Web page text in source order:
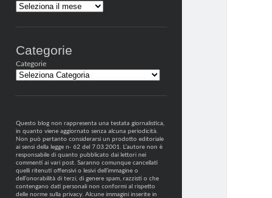
Archivi
Categorie
Categorie
Questo blog non rappresenta una testata giornalistica,
in quanto viene aggiornato senza alcuna periodicità.
Non può pertanto considerarsi un prodotto editoriale
ai sensi della legge n· 62 del 7.03.2001. L’autore non è
responsabile di quanto pubblicato dai lettori nei
commenti ai vari post. Saranno comunque cancellati
quelli ritenuti offensivi o lesivi dell’immagine o
dell’onorabilità di terzi, di genere spam, razzisti o che
contengano dati personali non conformi al rispetto
delle norme sulla privacy. Alcune immagini inserite in